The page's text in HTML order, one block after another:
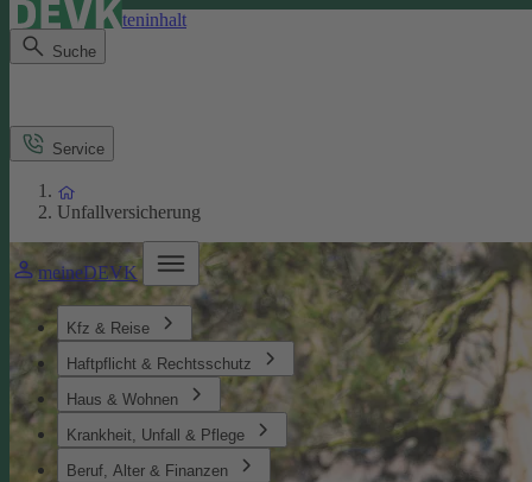
Direkt zum Seiteninhalt
Suche
meineDEVK
Kfz & Reise
Haftpflicht & Rechtsschutz
Haus & Wohnen
Krankheit, Unfall & Pflege
Beruf, Alter & Finanzen
Service
Unfallversicherung